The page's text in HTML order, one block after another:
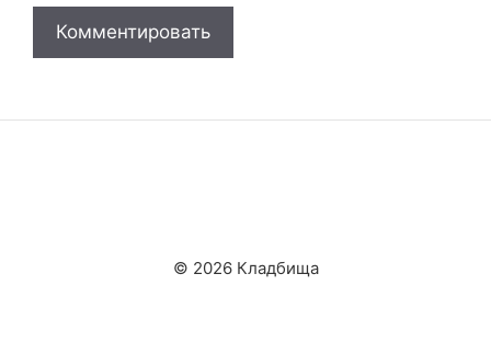
© 2026 Кладбища